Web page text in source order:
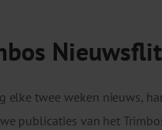
elke twee weken nieuws,
publicaties van het